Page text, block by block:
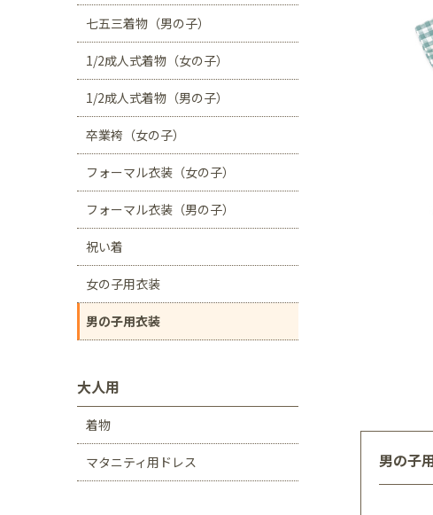
つくば学園の森店
静岡県
帝塚山店
福岡県
男の子
七五三着物（男の子）
1/2成人式着物（女の子）
1/2成人式着物（男の子）
卒業袴（女の子）
フォーマル衣装（女の子）
フォーマル衣装（男の子）
祝い着
女の子用衣装
男の子用衣装
大人用
着物
マタニティ用ドレス